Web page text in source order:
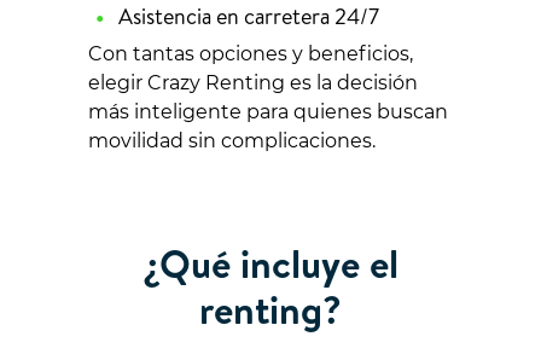
Asistencia en carretera 24/7
Con tantas opciones y beneficios,
elegir Crazy Renting es la decisión
más inteligente para quienes buscan
movilidad sin complicaciones.
¿Qué incluye el
renting?